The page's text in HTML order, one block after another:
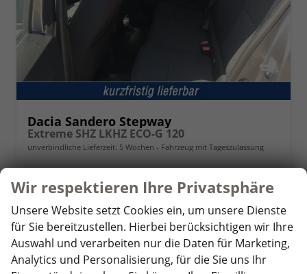
Dacia Sandero Stepway
Extreme SHZ LKHZ ECO-G 120
unverbindliche Lieferzeit: 5 Wochen Fahrzeug mit Tageszulassung
Kraftstoff Autogas LPG Außenfarbe Dolomit-Grau
Leistung 90 kW (122 PS) Kilometerstand 15 km
30.06.2026
20.290,– €
incl. 19% MwSt.
Details
Wir respektieren Ihre Privatsphäre
Unsere Website setzt Cookies ein, um unsere Dienste
für Sie bereitzustellen. Hierbei berücksichtigen wir Ihre
Auswahl und verarbeiten nur die Daten für Marketing,
Analytics und Personalisierung, für die Sie uns Ihr